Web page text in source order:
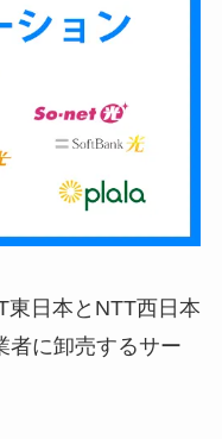
東日本とNTT西日本
者に卸売するサー